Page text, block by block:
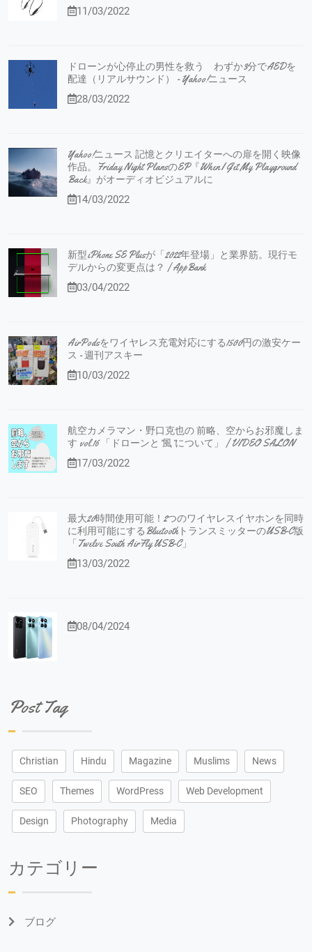
11/03/2022
ドローンが心停止の男性を救う わずか3分でAEDを
配達（リアルサウンド） - Yahoo!ニュース
28/03/2022
Yahoo!ニュース 記憶とクリエイターへの扉を開く映像
作品。Friday Night PlansのEP『When I Get My Playground
Back』がオーディオビジュアルに
14/03/2022
新型iPhone SE Plusが「2022年登場」と業界筋。現行モ
デルからの変更点は？ | AppBank
03/04/2022
AirPodsをワイヤレス充電対応にする1500円の激安ケー
ス - 週刊アスキー
10/03/2022
航空カメラマン・野口克也の 前略、空からお邪魔しま
す vol.16 「ドローンと”風”について」 | VIDEO SALON
17/03/2022
最大20時間使用可能！2つのワイヤレスイヤホンを同時
に利用可能にするBluetoothトランスミッターのUSB-C版
「Twelve South AirFly USB-C」
13/03/2022
08/04/2024
Post Tag
Christian Hindu Magazine Muslims News
SEO Themes WordPress Web Development
Design Photography Media
カテゴリー
ブログ